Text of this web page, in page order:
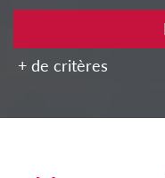
+ de critères